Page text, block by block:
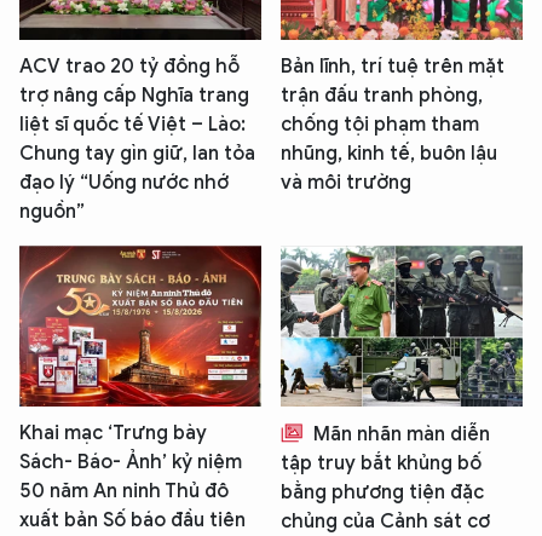
ACV trao 20 tỷ đồng hỗ
trợ nâng cấp Nghĩa trang
liệt sĩ quốc tế Việt – Lào:
Chung tay gìn giữ, lan tỏa
đạo lý “Uống nước nhớ
nguồn”
Bản lĩnh, trí tuệ trên mặt
trận đấu tranh phòng,
chống tội phạm tham
nhũng, kinh tế, buôn lậu
và môi trường
Khai mạc ‘Trưng bày
Sách- Báo- Ảnh’ kỷ niệm
50 năm An ninh Thủ đô
xuất bản Số báo đầu tiên
Mãn nhãn màn diễn
tập truy bắt khủng bố
bằng phương tiện đặc
chủng của Cảnh sát cơ